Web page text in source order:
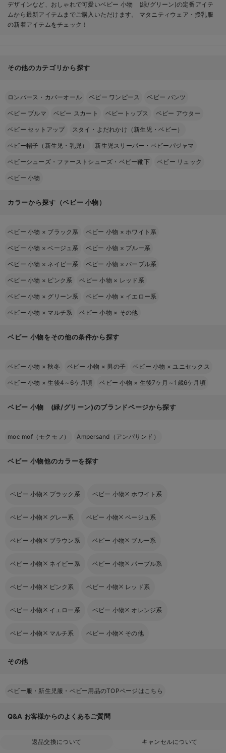
デザインなど、おしゃれで可愛いベビー 小物 (緑/グリーン)の定番アイテ
ムから最新アイテムまでご購入いただけます。 マタニティウェア・授乳服
の新着アイテムをチェック！
その他のカテゴリから探す
ロンパース・カバーオール ベビー ワンピース ベビー パンツ
ベビー ブルマ ベビー スカート ベビートップス ベビー アウター
ベビー セットアップ スタイ・よだれかけ（新生児・ベビー）
ベビー帽子（新生児・乳児） 新生児スリーパー・ベビーパジャマ
ベビーシューズ・ファーストシューズ・ベビー靴下 ベビー リュック
ベビー 小物
カラーから探す（ベビー 小物）
ベビー 小物 × ブラック系 ベビー 小物 ×ホワイト系
ベビー 小物 ×ベージュ系 ベビー 小物 × ブルー系
ベビー 小物 × ネイビー系 ベビー 小物 ×パープル系
ベビー 小物 × ピンク系 ベビー 小物 × レッド系
ベビー 小物 × グリーン系 ベビー 小物 × イエロー系
ベビー 小物 × マルチ系 ベビー 小物 × その他
ベビー 小物をその他の条件から探す
ベビー 小物 ×秋冬 ベビー 小物 × 男の子 ベビー 小物 ×ユニセックス
ベビー 小物 ×生後4～6ケ月頃 ベビー 小物 × 生後7ケ月～1歳6ケ月頃
ベビー 小物 (緑/グリーン)のブランドページから探す
moc mof（モクモフ） Ampersand（アンパサンド）
ベビー 小物他のカラーを探す
ベビー 小物 ブラック系 ベビー 小物 ホワイト系
ベビー 小物 グレー系 ベビー 小物 ベージュ系
ベビー 小物 ブラウン系 ベビー 小物 ブルー系
ベビー 小物 ネイビー系 ベビー 小物 パープル系
ベビー 小物 ピンク系 ベビー 小物 レッド系
ベビー 小物 イエロー系 ベビー 小物 オレンジ系
ベビー 小物 マルチ系 ベビー 小物 その他
その他
ベビー服・新生児服・ベビー用品のTOPページはこちら
Q&A お客様からのよくあるご質問
返品交換について キャンセルについて